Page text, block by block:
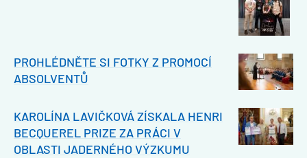
PROHLÉDNĚTE SI FOTKY Z PROMOCÍ
ABSOLVENTŮ
KAROLÍNA LAVIČKOVÁ ZÍSKALA HENRI
BECQUEREL PRIZE ZA PRÁCI V
OBLASTI JADERNÉHO VÝZKUMU